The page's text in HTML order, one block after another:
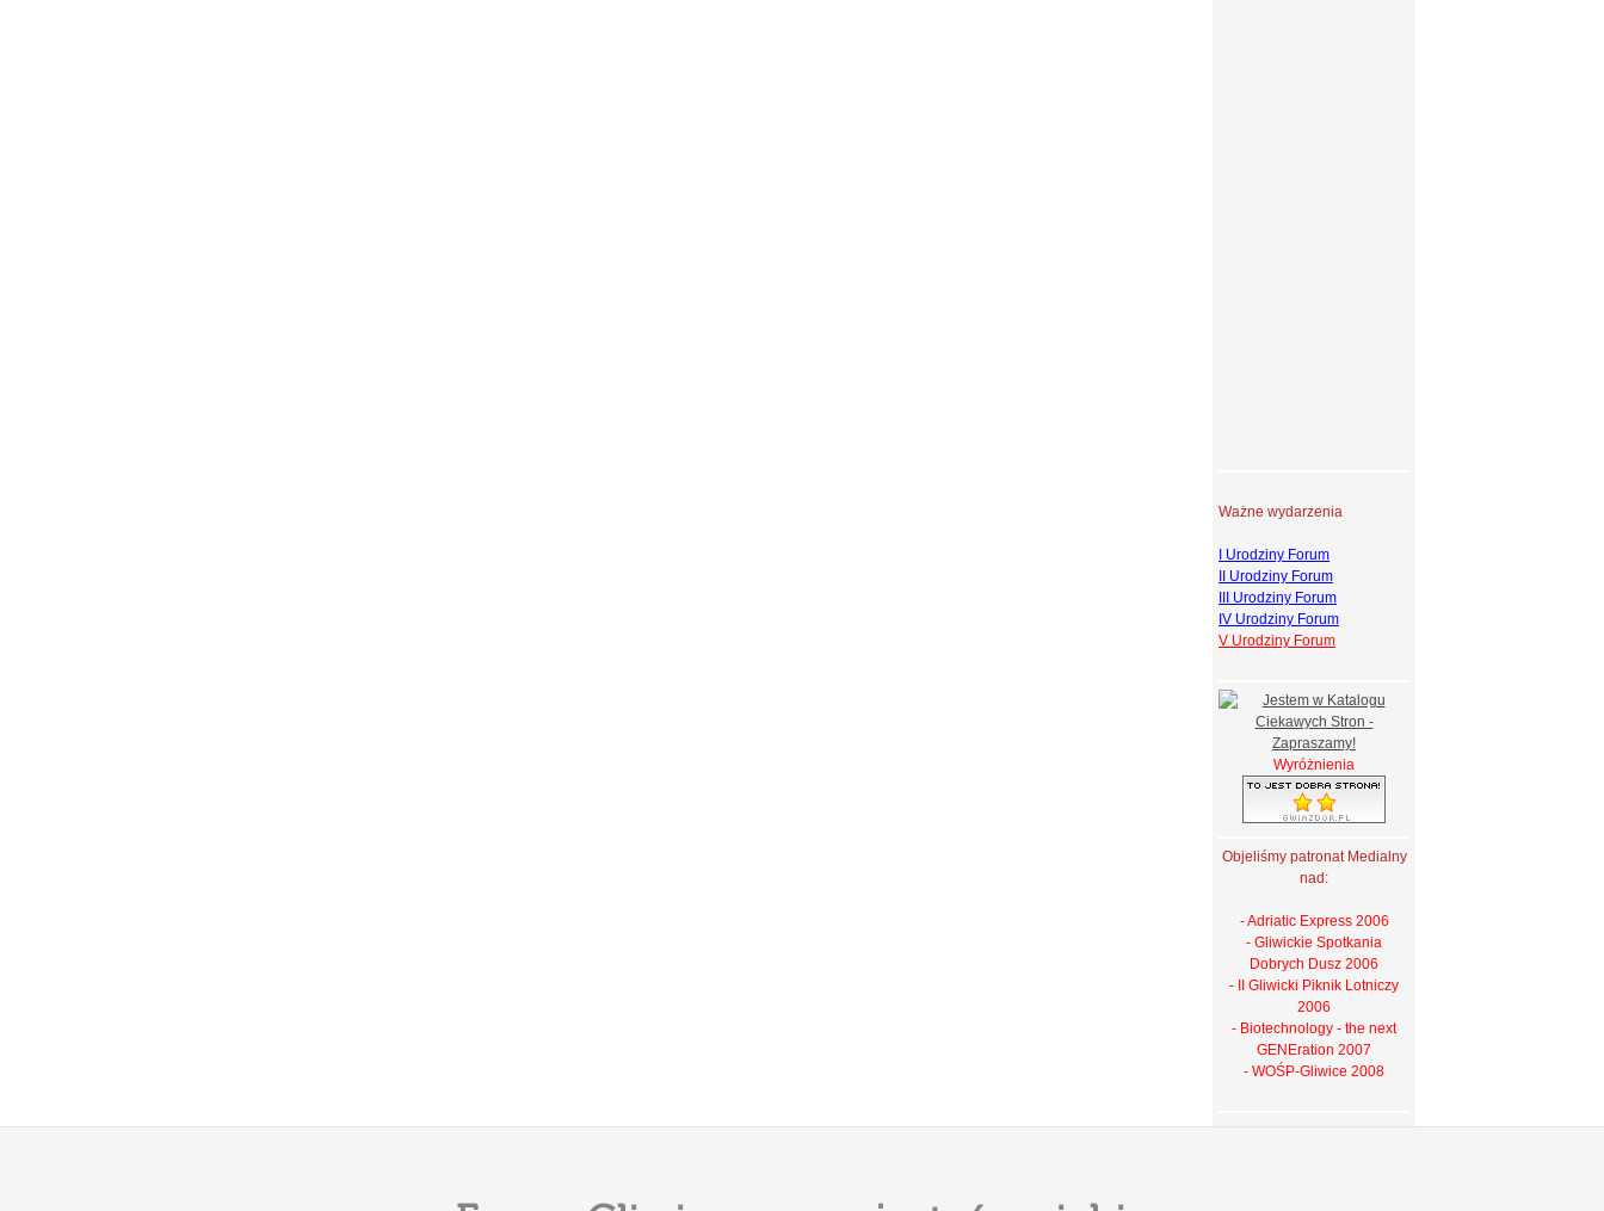
Ważne wydarzenia
I Urodziny Forum
II Urodziny Forum
III Urodziny Forum
IV Urodziny Forum
V Urodziny Forum
Wyróżnienia
Objeliśmy patronat Medialny
nad:
- Adriatic Express 2006
- Gliwickie Spotkania
Dobrych Dusz 2006
- II Gliwicki Piknik Lotniczy
2006
- Biotechnology - the next
GENEration 2007
- WOŚP-Gliwice 2008